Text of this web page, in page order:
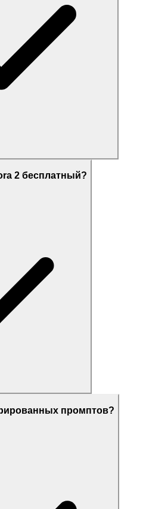
2 бесплатный?
промптов?